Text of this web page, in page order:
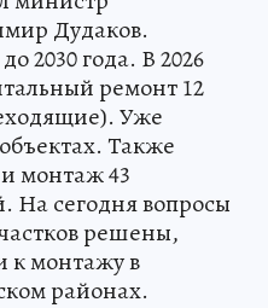
Дудаков.
2030 года. В 2026
ремонт 12
Уже
Также
монтаж 43
На сегодня вопросы
решены,
к монтажу в
районах.